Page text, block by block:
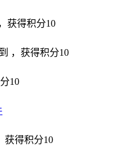
获得积分10
，获得积分10
10
获得积分10